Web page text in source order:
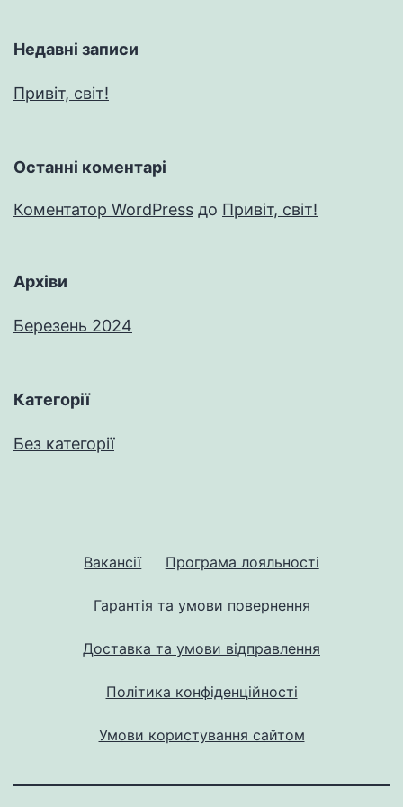
Недавні записи
Привіт, світ!
Останні коментарі
Коментатор WordPress до Привіт, світ!
Архіви
Березень 2024
Категорії
Без категорії
Вакансії Програма лояльності
Гарантія та умови повернення
Доставка та умови відправлення
Політика конфіденційності
Умови користування сайтом